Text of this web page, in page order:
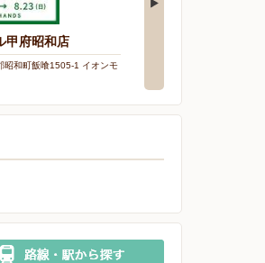
甲府昭和店
昭和町飯喰1505-1 イオンモ